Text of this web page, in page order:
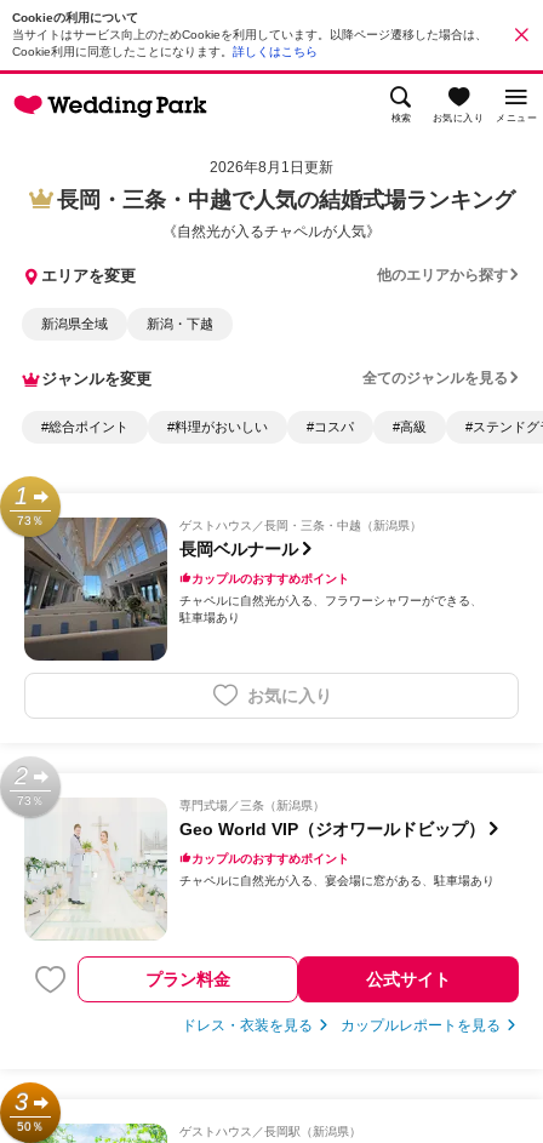
Cookieの利用について
当サイトはサービス向上のためCookieを利用しています。以降ページ遷移した場合は、
Cookie利用に同意したことになります。 詳しくはこちら
検索 お気に入り メニュー
2026年8月1日更新
長岡・三条・中越で人気の結婚式場ランキング
《自然光が入るチャペルが人気》
エリアを変更 他のエリアから探す
新潟県全域 新潟・下越
ジャンルを変更 全てのジャンルを見る
#総合ポイント #料理がおいしい #コスパ #高級 #ステンドグ
1
73％ ゲストハウス 長岡・三条・中越（新潟県）
長岡ベルナール
カップルのおすすめポイント
チャペルに自然光が入る
フラワーシャワーができる
駐車場あり
お気に入り
2
73％ 専門式場 三条（新潟県）
Geo World VIP（ジオワールドビップ）
カップルのおすすめポイント
チャペルに自然光が入る
宴会場に窓がある 駐車場あり
プラン料金 公式サイト
ドレス・衣装を見る カップルレポートを見る
3
50％ ゲストハウス 長岡駅（新潟県）